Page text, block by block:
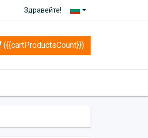
Здравейте!
({{cartProductsCount}})